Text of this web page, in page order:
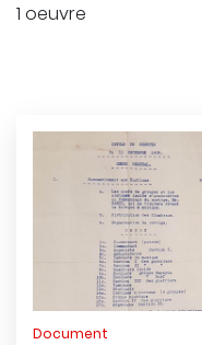
1 oeuvre
Document